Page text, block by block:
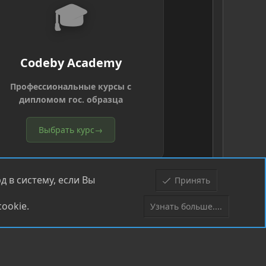
🎓
Codeby Academy
Профессиональные курсы с
дипломом гос. образца
Выбрать курс→
Верх
в систему, если Вы
Принять
Узнать больше....